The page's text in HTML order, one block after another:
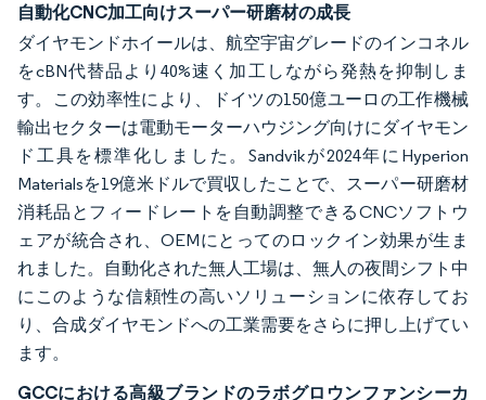
自動化CNC加工向けスーパー研磨材の成長
ダイヤモンドホイールは、航空宇宙グレードのインコネル
をcBN代替品より40%速く加工しながら発熱を抑制しま
す。この効率性により、ドイツの150億ユーロの工作機械
輸出セクターは電動モーターハウジング向けにダイヤモン
ド工具を標準化しました。Sandvikが2024年にHyperion
Materialsを19億米ドルで買収したことで、スーパー研磨材
消耗品とフィードレートを自動調整できるCNCソフトウ
ェアが統合され、OEMにとってのロックイン効果が生ま
れました。自動化された無人工場は、無人の夜間シフト中
にこのような信頼性の高いソリューションに依存してお
り、合成ダイヤモンドへの工業需要をさらに押し上げてい
ます。
GCCにおける高級ブランドのラボグロウンファンシーカ